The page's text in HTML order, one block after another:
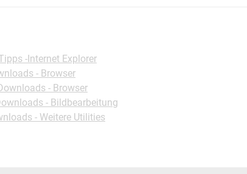
-Internet Explorer
- Browser
- Browser
- Bildbearbeitung
- Weitere Utilities